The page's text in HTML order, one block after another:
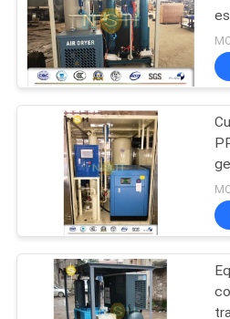
UNA
CITA
MAPA
SITIO
PRIVACY
POLICY
máquina
filtración
del